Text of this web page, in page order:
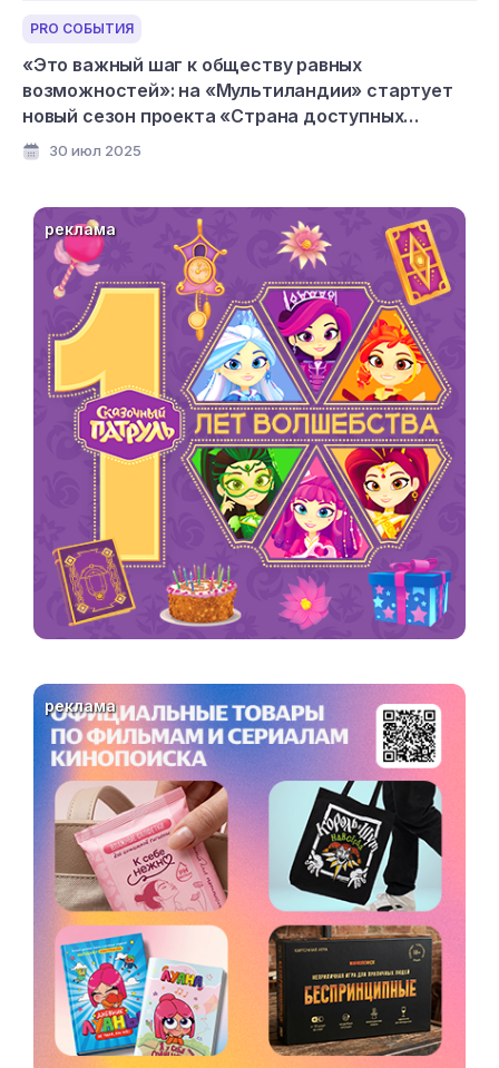
PRO СОБЫТИЯ
«Это важный шаг к обществу равных
возможностей»: на «Мультиландии» стартует
новый сезон проекта «Страна доступных
мультфильмов»
30 июл 2025
реклама
реклама